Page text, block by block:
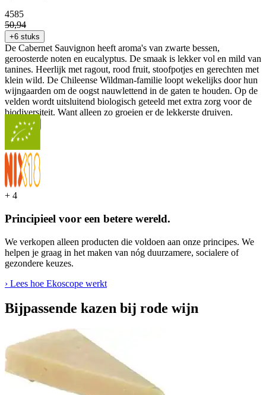
4585
50,94
+6 stuks
De Cabernet Sauvignon heeft aroma's van zwarte bessen,
geroosterde noten en eucalyptus. De smaak is lekker vol en mild van
tanines. Heerlijk met ragout, rood fruit, stoofpotjes en gerechten met
klein wild. De Chileense Wildman-familie loopt wekelijks door hun
wijngaarden om de oogst nauwlettend in de gaten te houden. Op de
velden wordt uitsluitend biologisch geteeld met extra zorg voor de
biodiversiteit. Want alleen zo groeien er de lekkerste druiven.
Meer
+ 4
Principieel voor een betere wereld.
We verkopen alleen producten die voldoen aan onze principes. We
helpen je graag in het maken van nóg duurzamere, socialere of
gezondere keuzes.
› Lees hoe Ekoscope werkt
Bijpassende kazen bij rode wijn